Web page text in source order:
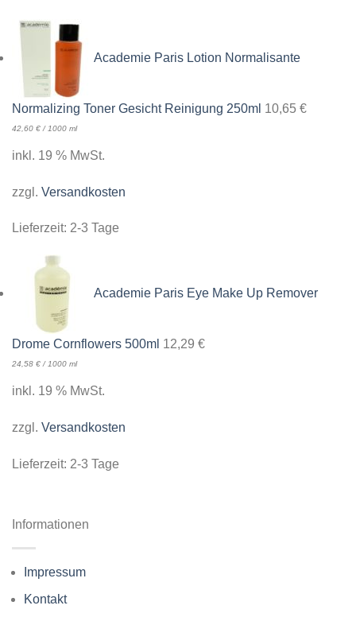
Academie Paris Lotion Normalisante
Normalizing Toner Gesicht Reinigung 250ml 10,65 €
42,60 € / 1000 ml
inkl. 19 % MwSt.
zzgl. Versandkosten
Lieferzeit: 2-3 Tage
Academie Paris Eye Make Up Remover
Drome Cornflowers 500ml 12,29 €
24,58 € / 1000 ml
inkl. 19 % MwSt.
zzgl. Versandkosten
Lieferzeit: 2-3 Tage
Informationen
Impressum
Kontakt